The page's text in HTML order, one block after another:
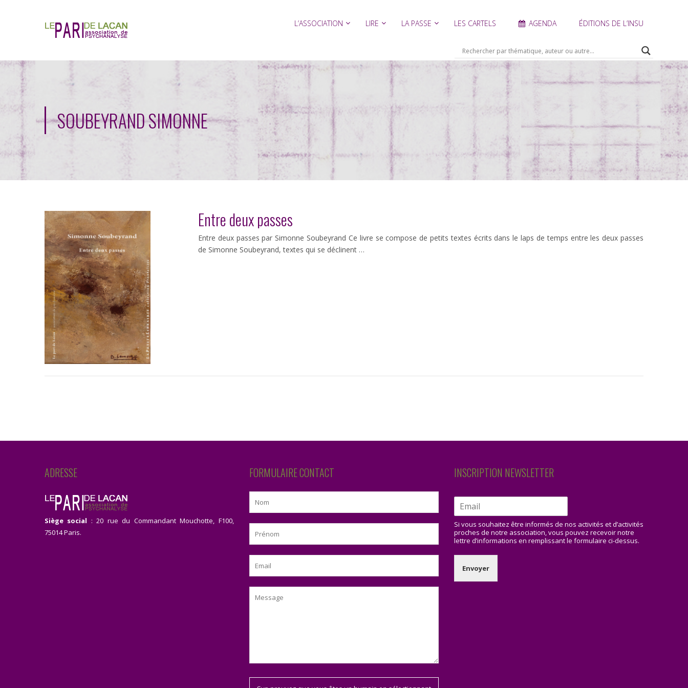
L’ASSOCIATION LIRE LA PASSE LES CARTELS AGENDA ÉDITIONS DE L’INSU
SOUBEYRAND SIMONNE
Entre deux passes
Entre deux passes par Simonne Soubeyrand Ce livre se compose de petits textes écrits dans le laps de temps entre les deux passes
de Simonne Soubeyrand, textes qui se déclinent …
ADRESSE
Siège social : 20 rue du Commandant Mouchotte, F100,
75014 Paris.
FORMULAIRE CONTACT INSCRIPTION NEWSLETTER
Si vous souhaitez être informés de nos activités et d’activités
proches de notre association, vous pouvez recevoir notre
lettre d’informations en remplissant le formulaire ci-dessus.
Envoyer